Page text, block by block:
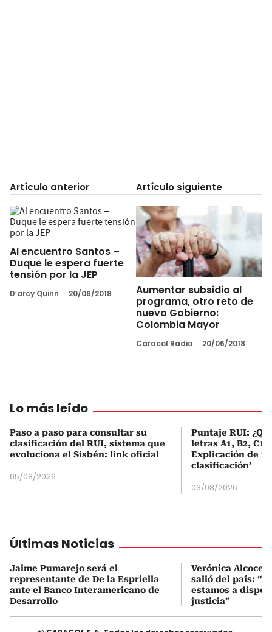
Artículo anterior
Al encuentro Santos –
Duque le espera fuerte
tensión por la JEP
D’arcy Quinn 20/06/2018
Artículo siguiente
Aumentar subsidio al
programa, otro reto de
nuevo Gobierno:
Colombia Mayor
Caracol Radio 20/06/2018
Lo más leído
Paso a paso para consultar su
clasificación del RUI, sistema que
evoluciona el Sisbén: link oficial
05/08/2026
Puntaje RUI:
letras A1, B2, C1
Explicación de
clasificación’
03/08/2026
Últimas Noticias
Jaime Pumarejo será el
representante de De la Espriella
ante el Banco Interamericano de
Desarrollo
Verónica Alcocer
salió del país:
estamos a
justicia”